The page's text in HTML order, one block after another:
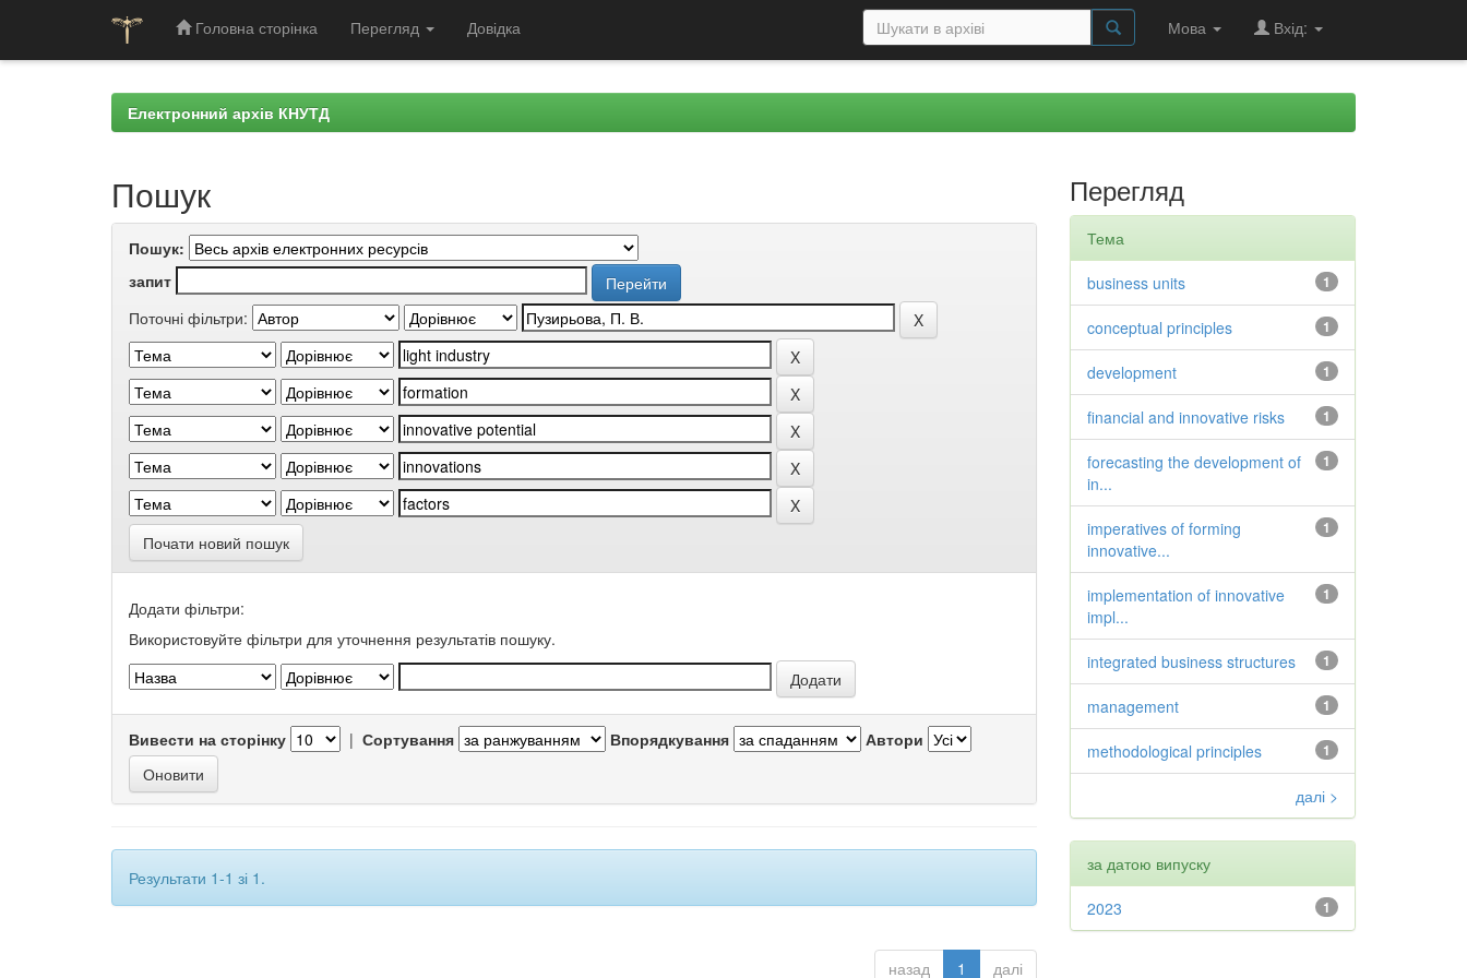
Головна сторінка Перегляд Довідка Мова Вхід:
Електронний архів КНУТД
Пошук
Пошук:
запит
Поточні фільтри:
Почати новий пошук
Додати фільтри:
Використовуйте фільтри для уточнення результатів пошуку.
Вивести на сторінку | Сортування Впорядкування Автори
Результати 1-1 зі 1.
назад 1 далі
Перегляд
Тема
1
business units
1
conceptual principles
1
development
1
financial and innovative risks
1
forecasting the development of
in...
1
imperatives of forming
innovative...
1
implementation of innovative
impl...
1
integrated business structures
1
management
1
methodological principles
далі >
за датою випуску
1
2023